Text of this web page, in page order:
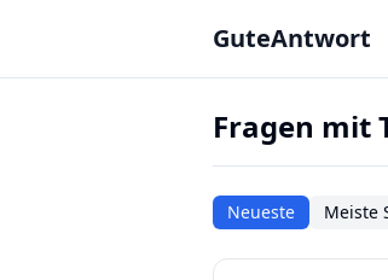
GuteAntwort
Fragen mit
Neueste Meiste